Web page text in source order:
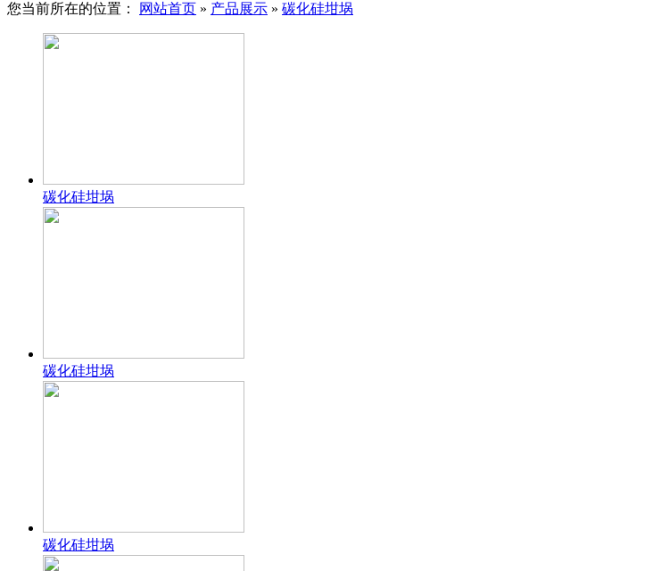
您当前所在的位置：
网站首页 » 产品展示 » 碳化硅坩埚
碳化硅坩埚
碳化硅坩埚
碳化硅坩埚